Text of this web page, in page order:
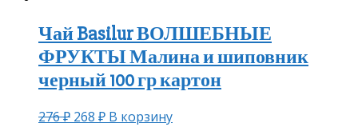
Чай Basilur ВОЛШЕБНЫЕ
ФРУКТЫ Малина и шиповник
черный 100 гр картон
276₽ 268 ₽ В корзину